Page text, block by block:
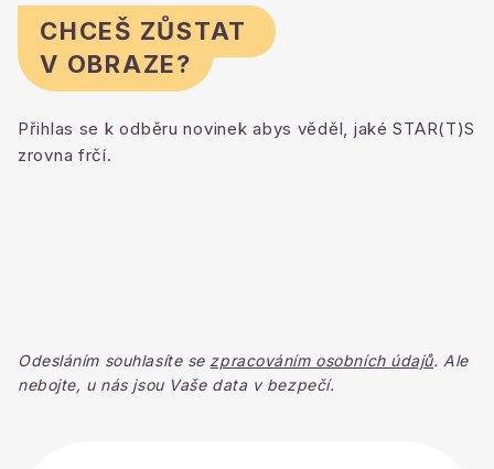
CHCEŠ ZŮSTAT
V OBRAZE?
Přihlas se k odběru novinek abys věděl, jaké STAR(T)S
zrovna frčí.
Odesláním souhlasíte se zpracováním osobních údajů. Ale
nebojte, u nás jsou Vaše data v bezpečí.